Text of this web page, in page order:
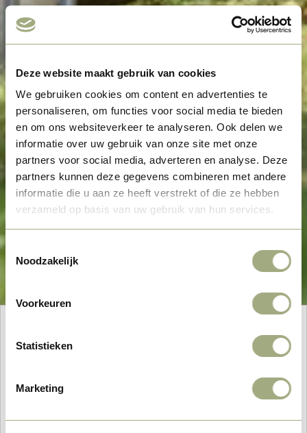
Deze website maakt gebruik van cookies
We gebruiken cookies om content en advertenties te
personaliseren, om functies voor social media te bieden
en om ons websiteverkeer te analyseren. Ook delen we
informatie over uw gebruik van onze site met onze
partners voor social media, adverteren en analyse. Deze
partners kunnen deze gegevens combineren met andere
informatie die u aan ze heeft verstrekt of die ze hebben
verzameld op basis van uw gebruik van hun services.
Toestemmingsselectie
Noodzakelijk
Voorkeuren
Statistieken
Marketing
Wie gaat er mee?
– +